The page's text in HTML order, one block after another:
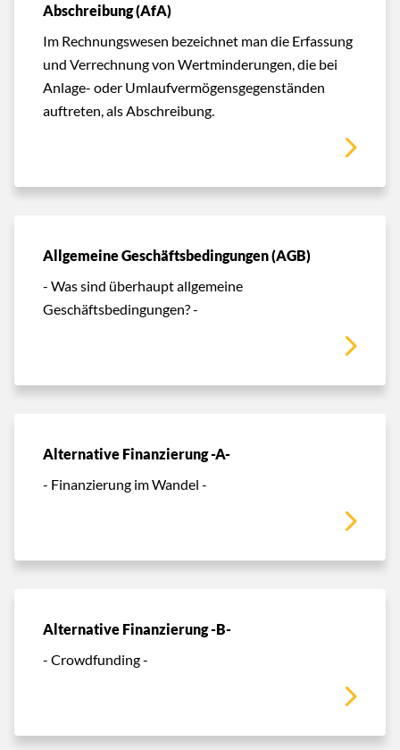
Abschreibung (AfA)
Im Rechnungswesen bezeichnet man die Erfassung
und Verrechnung von Wertminderungen, die bei
Anlage- oder Umlaufvermögensgegenständen
auftreten, als Abschreibung.
Allgemeine Geschäftsbedingungen (AGB)
- Was sind überhaupt allgemeine
Geschäftsbedingungen? -
Alternative Finanzierung -A-
- Finanzierung im Wandel -
Alternative Finanzierung -B-
- Crowdfunding -